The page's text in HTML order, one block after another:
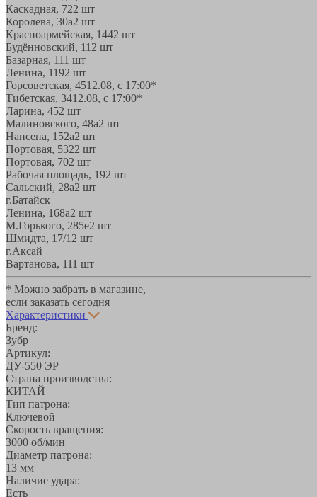
Каскадная, 722 шт
Королева, 30а2 шт
Красноармейская, 1442 шт
Будённовский, 11 2 шт
Базарная, 111 шт
Ленина, 1192 шт
Горсоветская, 4512.08, с 17:00*
Тибетская, 3412.08, с 17:00*
Ларина, 452 шт
Малиновского, 48а2 шт
Нансена, 152а2 шт
Портовая, 5322 шт
Портовая, 702 шт
Рабочая площадь, 192 шт
Сальский, 28a2 шт
г.Батайск
Ленина, 168а2 шт
М.Горького, 285е2 шт
Шмидта, 17/1 2 шт
г.Аксай
Вартанова, 111 шт
* Можно забрать в магазине,
если заказать сегодня
Характеристики
Бренд:
Зубр
Артикул:
ДУ-550 ЭР
Страна производства:
КИТАЙ
Тип патрона:
Ключевой
Скорость вращения:
3000 об/мин
Диаметр патрона:
13 мм
Наличие удара:
Есть